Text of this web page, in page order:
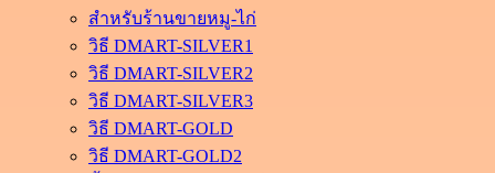
สำหรับร้านขายหมู-ไก่
วิธี DMART-SILVER1
วิธี DMART-SILVER2
วิธี DMART-SILVER3
วิธี DMART-GOLD
วิธี DMART-GOLD2